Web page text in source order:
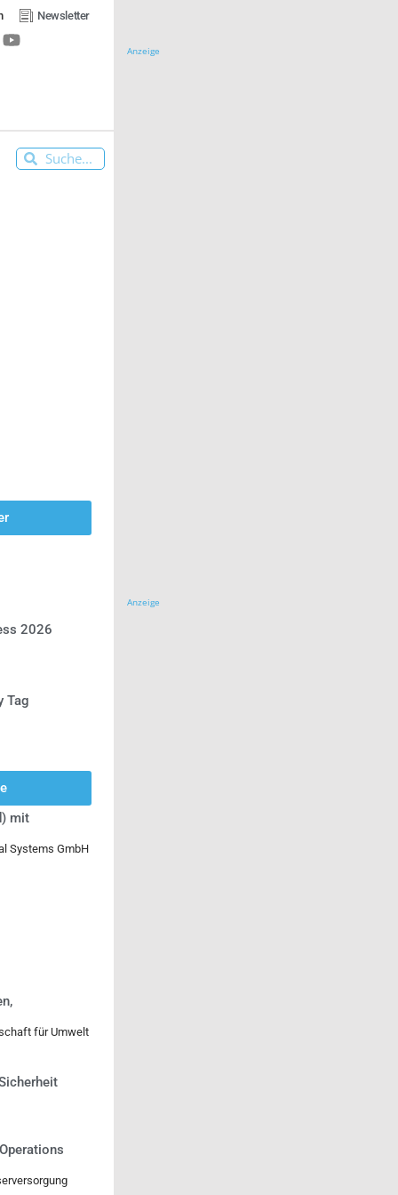
Newsletter
2026
Tag
mit
Systems GmbH
für Umwelt
Anzeige
Anzeige